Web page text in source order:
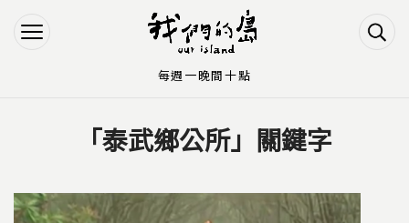
Jump to Navigation
Jump to Main content
「泰武鄉公所」關鍵字
每週一晚間十點